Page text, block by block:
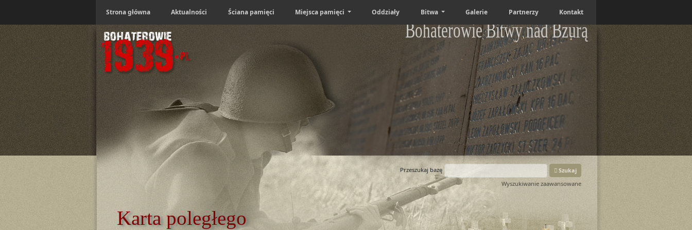
Strona główna Aktualności Ściana pamięci Miejsca pamięci Oddziały Bitwa Galerie Partnerzy Kontakt
Bohaterowie Bitwy nad Bzurą
Przeszukaj bazę
Szukaj
Wyszukiwanie zaawansowane
Karta poległego